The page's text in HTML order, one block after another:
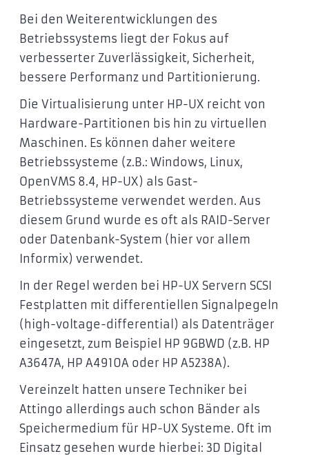
Bei den Weiterentwicklungen des
Betriebssystems liegt der Fokus auf
verbesserter Zuverlässigkeit, Sicherheit,
bessere Performanz und Partitionierung.
Die Virtualisierung unter HP-UX reicht von
Hardware-Partitionen bis hin zu virtuellen
Maschinen. Es können daher weitere
Betriebssysteme (z.B.: Windows, Linux,
OpenVMS 8.4, HP-UX) als Gast-
Betriebssysteme verwendet werden. Aus
diesem Grund wurde es oft als RAID-Server
oder Datenbank-System (hier vor allem
Informix) verwendet.
In der Regel werden bei HP-UX Servern SCSI
Festplatten mit differentiellen Signalpegeln
(high-voltage-differential) als Datenträger
eingesetzt, zum Beispiel HP 9GBWD (z.B. HP
A3647A, HP A4910A oder HP A5238A).
Vereinzelt hatten unsere Techniker bei
Attingo allerdings auch schon Bänder als
Speichermedium für HP-UX Systeme. Oft im
Einsatz gesehen wurde hierbei: 3D Digital